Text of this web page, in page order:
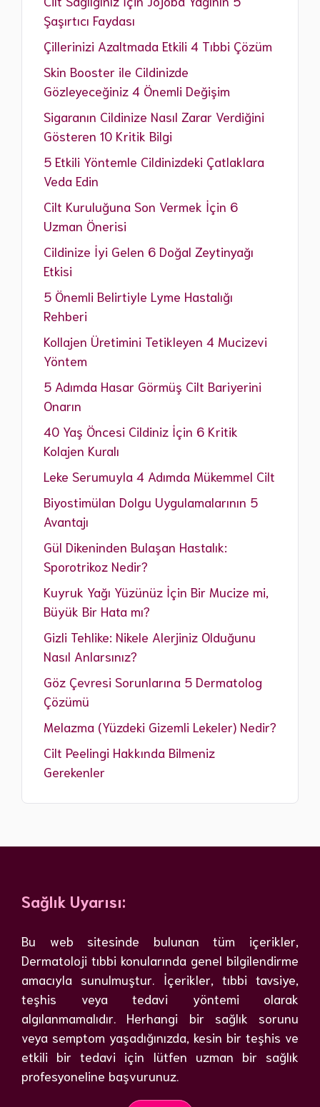
Şaşırtıcı Faydası
Çillerinizi Azaltmada Etkili 4 Tıbbi Çözüm
Skin Booster ile Cildinizde
Gözleyeceğiniz 4 Önemli Değişim
Sigaranın Cildinize Nasıl Zarar Verdiğini
Gösteren 10 Kritik Bilgi
5 Etkili Yöntemle Cildinizdeki Çatlaklara
Veda Edin
Cilt Kuruluğuna Son Vermek İçin 6
Uzman Önerisi
Cildinize İyi Gelen 6 Doğal Zeytinyağı
Etkisi
5 Önemli Belirtiyle Lyme Hastalığı
Rehberi
Kollajen Üretimini Tetikleyen 4 Mucizevi
Yöntem
5 Adımda Hasar Görmüş Cilt Bariyerini
Onarın
40 Yaş Öncesi Cildiniz İçin 6 Kritik
Kolajen Kuralı
Leke Serumuyla 4 Adımda Mükemmel Cilt
Biyostimülan Dolgu Uygulamalarının 5
Avantajı
Gül Dikeninden Bulaşan Hastalık:
Sporotrikoz Nedir?
Kuyruk Yağı Yüzünüz İçin Bir Mucize mi,
Büyük Bir Hata mı?
Gizli Tehlike: Nikele Alerjiniz Olduğunu
Nasıl Anlarsınız?
Göz Çevresi Sorunlarına 5 Dermatolog
Çözümü
Melazma (Yüzdeki Gizemli Lekeler) Nedir?
Cilt Peelingi Hakkında Bilmeniz
Gerekenler
Sağlık Uyarısı:
Bu web sitesinde bulunan tüm içerikler,
Dermatoloji tıbbi konularında genel bilgilendirme
amacıyla sunulmuştur. İçerikler, tıbbi tavsiye,
teşhis veya tedavi yöntemi olarak
algılanmamalıdır. Herhangi bir sağlık sorunu
veya semptom yaşadığınızda, kesin bir teşhis ve
etkili bir tedavi için lütfen uzman bir sağlık
profesyoneline başvurunuz.